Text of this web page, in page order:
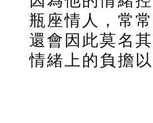
瓶座情人，常
還會因此莫名
情緒上的負擔